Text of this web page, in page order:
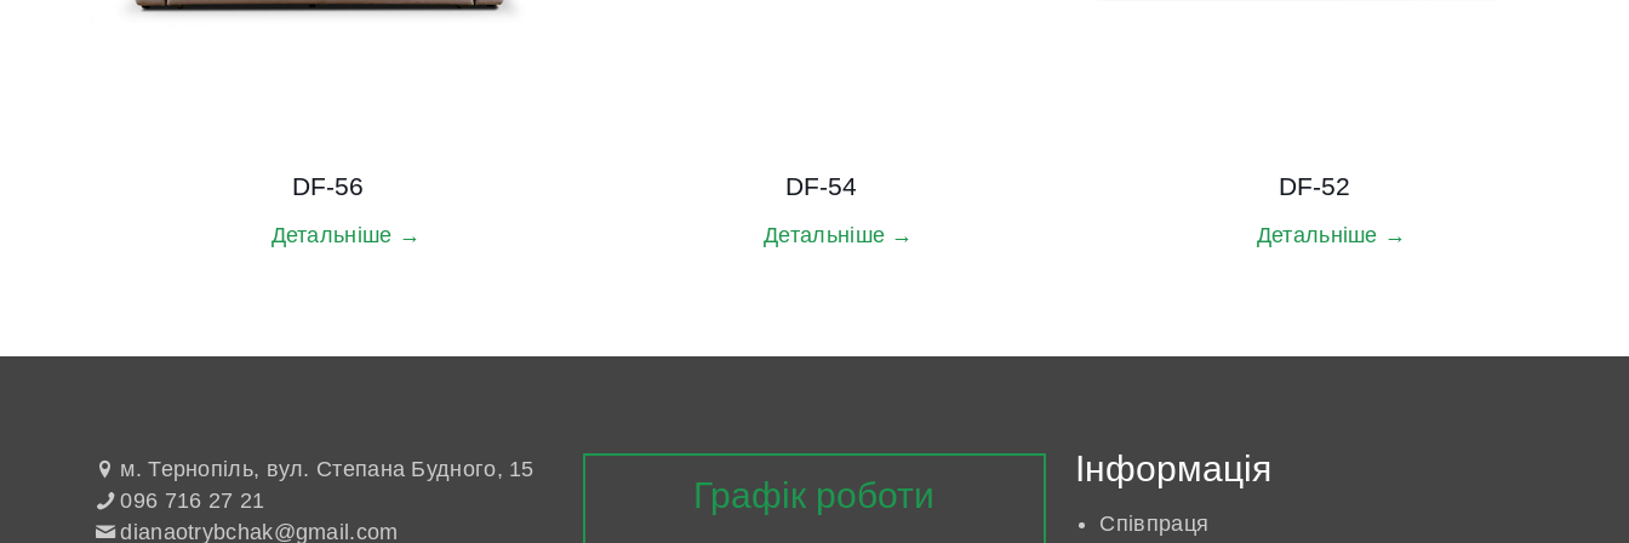
DF-56
Детальніше →
DF-54
Детальніше →
DF-52
Детальніше →
м. Тернопіль, вул. Степана Будного, 15
096 716 27 21
dianaotrybchak@gmail.com
Графік роботи
Інформація
Співпраця